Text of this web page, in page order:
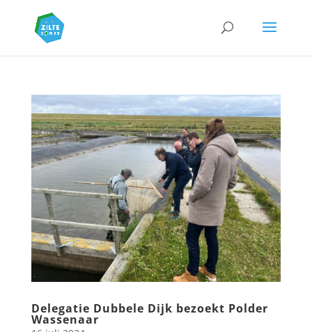
Delegatie Dubbele Dijk bezoekt Polder
Wassenaar